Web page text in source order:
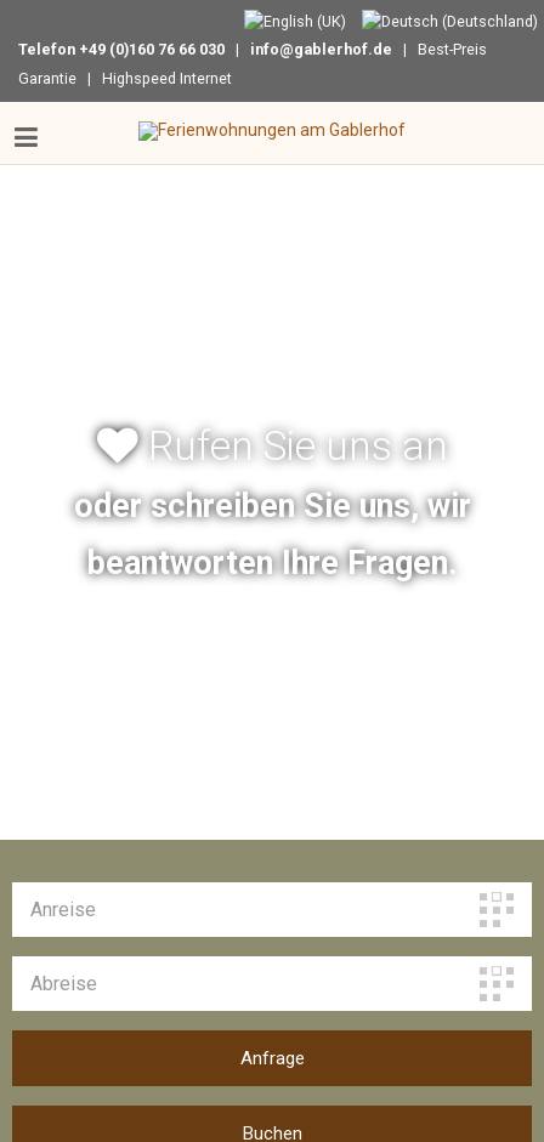
Telefon +49 (0)160 76 66 030 | info@gablerhof.de | Best-Preis
Garantie | Highspeed Internet
Rufen Sie uns an
oder schreiben Sie uns, wir
beantworten Ihre Fragen.